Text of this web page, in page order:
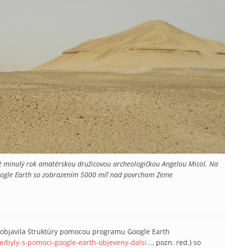
rok amatérskou družicovou archeologičkou Angelou Micol. Na
Earth so zobrazením 5000 míľ nad povrchom Zeme
štruktúry pomocou programu Google Earth
byly-s-pomoci-google-earth-objeveny-dalsi..., pozn. red.) so